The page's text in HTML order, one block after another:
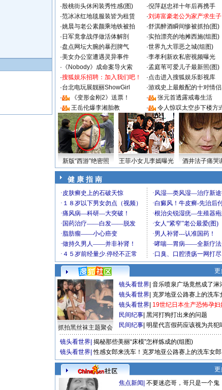
·殷桃街头休闲装秀性感(图) ·倪萍赵忠祥十年后再携手
·范冰冰红地毯服装皆为租赁 ·刘涛富豪老公为家产求生子
·姚晨与老公素颜乘地铁被拍 ·舒淇醉酒瞬间惨被抓拍(图)
· 日军竟拿战俘做活体解剖 ·实拍漂亮的地摊西施(组图)
·盘点网坛大腕的暴烈脾气 ·世界九大罪恶之城(组图)
·美女办公室遭遇灵异事件 ·李孝利新欢私密视频曝光
· 《Nobody》成命案导火索 ·孟庭苇可爱儿子最新照(图)
·搜狐娱乐招聘：加入我们吧！ ·点击进入搜狐娱乐影视库
·台北电玩展靓丽ShowGirl ·游戏史上最般配的十对情侣
·
《变形金刚2》送票！ ·
张元首透露戒毒生活
·
王岳伦爆李湘胎教 · 令人惊叹太空步下楼方
新版“西游”绝密照 王菲小女儿李嫣曝光 酒井法子痛哭
健 康 指 南
更
抓拍黑丝袜主题聚会
镜头看世界 音乐喷泉广场竟然成了淋
镜头看世界 克罗地亚公路赛上的洗车
镜头看世界 19世纪日本生产恐怖孕妇
民间纪事 黑河打狗打出来的问题
民间纪事 明星代言假药应该视为共犯
镜头看世界 揭秘那些美丽“床模”怎样炼成的(组图)
镜头看世界 性感女郎来洗车！克罗地亚公路赛上的洗车女郎
更
焦点新闻 不要迷恋哥，哥只是一个鬼